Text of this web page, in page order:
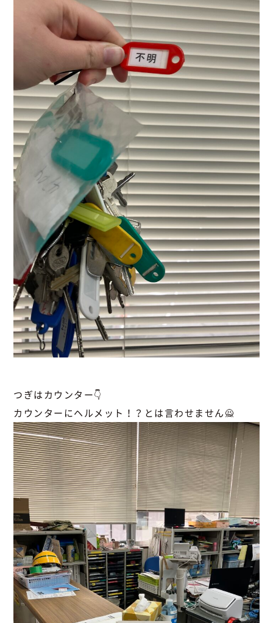
つぎはカウンター👇
カウンターにヘルメット！？とは言わせません🙅